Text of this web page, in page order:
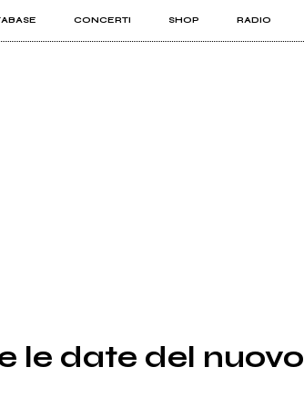
CONCERTI SHOP RADIO
PRO
le date del